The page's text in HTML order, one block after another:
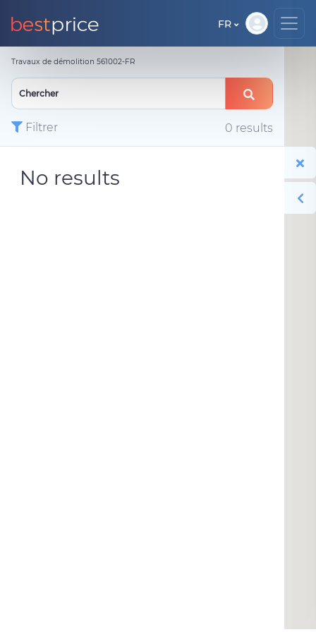
FR
Travaux de démolition 561002-FR
Filtrer 0 results
No results